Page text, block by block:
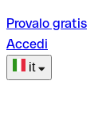
Provalo gratis
Accedi
it